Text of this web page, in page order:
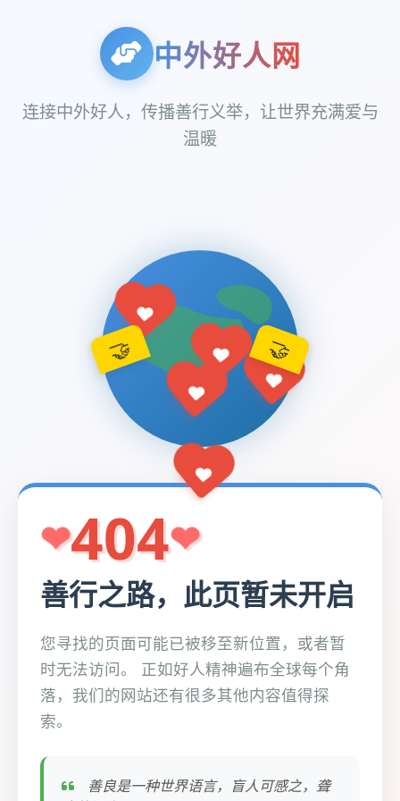
中外好人网
连接中外好人，传播善行义举，让世界充满爱与
温暖
🤝 🤝
404
善行之路，此页暂未开启
您寻找的页面可能已被移至新位置，或者暂
时无法访问。 正如好人精神遍布全球每个角
落，我们的网站还有很多其他内容值得探
索。
善良是一种世界语言，盲人可感之，聋